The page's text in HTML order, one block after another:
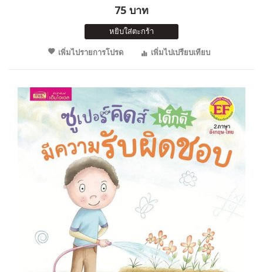
75 บาท
หยิบใส่ตะกร้า
เพิ่มไปรายการโปรด
เพิ่มไปเปรียบเทียบ